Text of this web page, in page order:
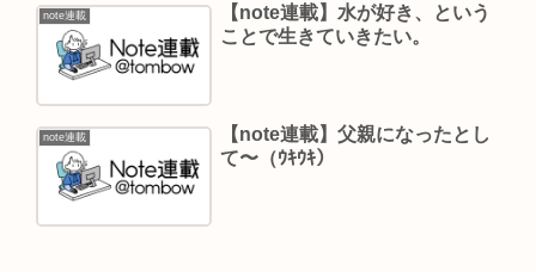
note連載
【note連載】水が好き、という
ことで生きていきたい。
note連載
【note連載】父親になったとし
て〜（ｳｷｳｷ）